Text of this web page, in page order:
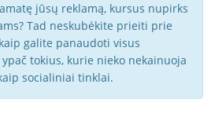
jūsų reklamą, kursus nupirks
Tad neskubėkite prieiti prie
galite panaudoti visus
tokius, kurie nieko nekainuoja
socialiniai tinklai.